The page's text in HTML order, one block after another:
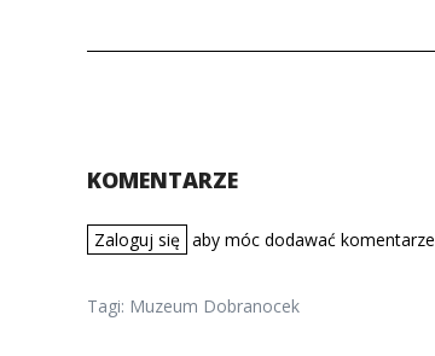
KOMENTARZE
Zaloguj się aby móc dodawać komentarze
Tagi: Muzeum Dobranocek